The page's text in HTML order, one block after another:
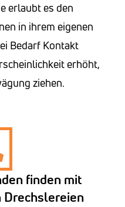
erlaubt es den
in ihrem eigenen
Bedarf Kontakt
erhöht,
ziehen.
finden mit